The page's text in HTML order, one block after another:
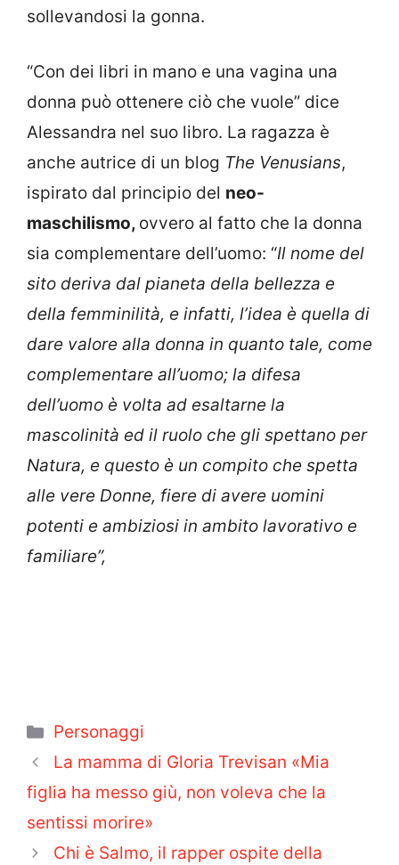
sollevandosi la gonna.
“Con dei libri in mano e una vagina una
donna può ottenere ciò che vuole” dice
Alessandra nel suo libro. La ragazza è
anche autrice di un blog The Venusians,
ispirato dal principio del neo-
maschilismo, ovvero al fatto che la donna
sia complementare dell’uomo: “Il nome del
sito deriva dal pianeta della bellezza e
della femminilità, e infatti, l’idea è quella di
dare valore alla donna in quanto tale, come
complementare all’uomo; la difesa
dell’uomo è volta ad esaltarne la
mascolinità ed il ruolo che gli spettano per
Natura, e questo è un compito che spetta
alle vere Donne, fiere di avere uomini
potenti e ambiziosi in ambito lavorativo e
familiare”,
Categorie
Personaggi
La mamma di Gloria Trevisan «Mia
figlia ha messo giù, non voleva che la
sentissi morire»
Chi è Salmo, il rapper ospite della